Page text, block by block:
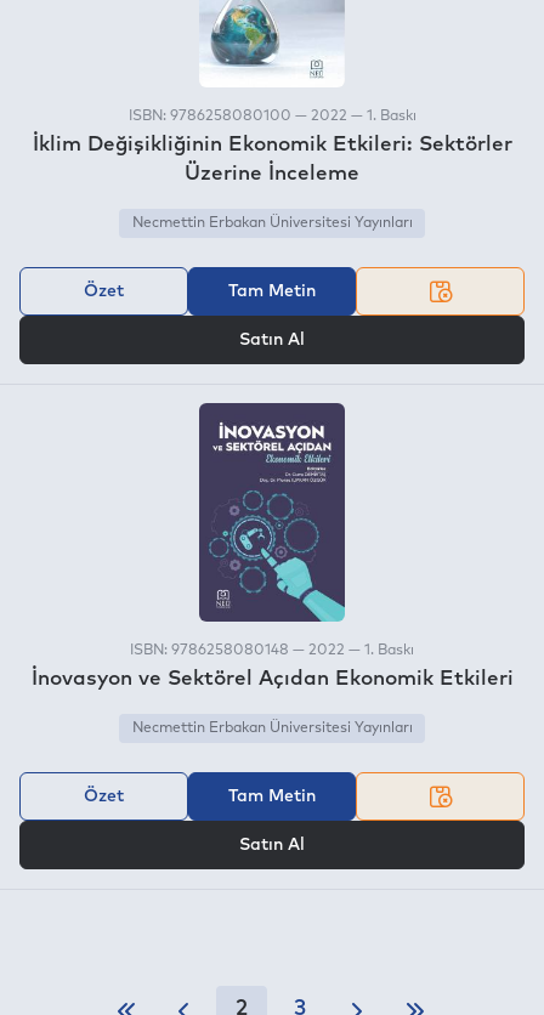
ISBN: 9786258080100 — 2022 — 1. Baskı
İklim Değişikliğinin Ekonomik Etkileri: Sektörler
Üzerine İnceleme
Necmettin Erbakan Üniversitesi Yayınları
Özet Tam Metin
Satın Al
ISBN: 9786258080148 — 2022 — 1. Baskı
İnovasyon ve Sektörel Açıdan Ekonomik Etkileri
Necmettin Erbakan Üniversitesi Yayınları
Özet Tam Metin
Satın Al
2 3